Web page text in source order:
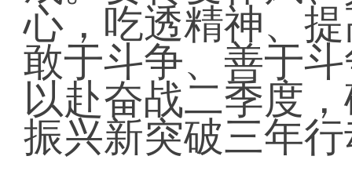
心，吃透精神、
敢于斗争、善于
以赴奋战二季度
振兴新突破三年